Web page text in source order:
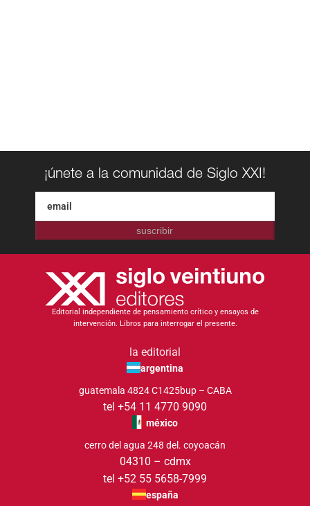
¡únete a la comunidad de Siglo XXI!
suscribir
Editorial independiente de pensamiento crítico y ensayos de
intervención. Libros para interrogar el presente.
la editorial
argentina
guatemala 4824 C1425bup – CABA
tel +54 11 4770 9090
méxico
cerro del agua 248 del. coyoacán
04310 – cdmx
tel +52 55 5658-7999
españa